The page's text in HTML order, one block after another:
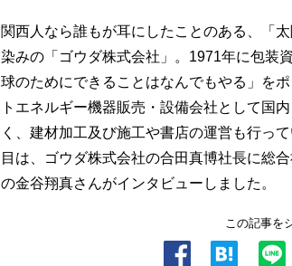
関西人なら誰もが耳にしたことのある、「
染みの「ゴウダ株式会社」。1971年に包装
球のためにできることはなんでもやる」を
トエネルギー機器販売・設備会社として国
く、建材加工及び施工や書店の運営も行っ
目は、ゴウダ株式会社の合田真博社長に総
の金谷翔真さんがインタビューしました。
この記事を